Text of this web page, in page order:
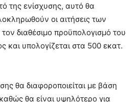
της ενίσχυσης, αυτό θα
οι αιτήσεις των
διαθέσιμο προϋπολογισμό του
και υπολογίζεται στα 500 εκατ.
θα διαφοροποιείται με βάση
θα είναι υψηλότερο για